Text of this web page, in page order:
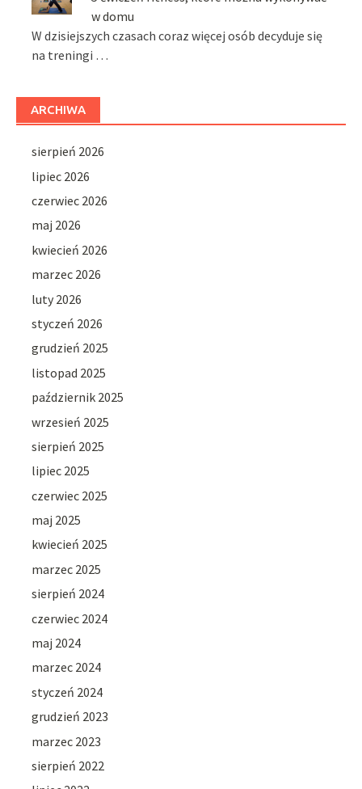
w domu
W dzisiejszych czasach coraz więcej osób decyduje się
na treningi …
ARCHIWA
sierpień 2026
lipiec 2026
czerwiec 2026
maj 2026
kwiecień 2026
marzec 2026
luty 2026
styczeń 2026
grudzień 2025
listopad 2025
październik 2025
wrzesień 2025
sierpień 2025
lipiec 2025
czerwiec 2025
maj 2025
kwiecień 2025
marzec 2025
sierpień 2024
czerwiec 2024
maj 2024
marzec 2024
styczeń 2024
grudzień 2023
marzec 2023
sierpień 2022